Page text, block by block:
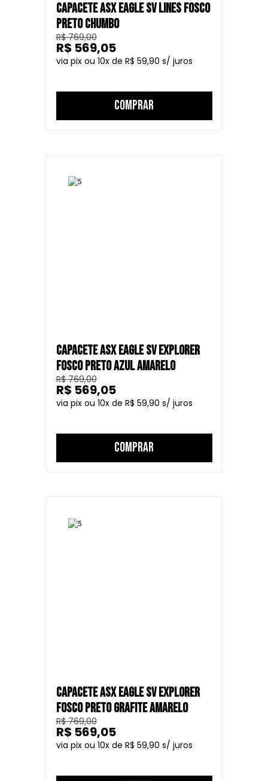
CAPACETE ASX EAGLE SV LINES FOSCO
PRETO CHUMBO
R$ 769,00
10
R$ 59,90
R$ 569,05
COMPRAR
CAPACETE ASX EAGLE SV EXPLORER
FOSCO PRETO AZUL AMARELO
R$ 769,00
10
R$ 59,90
R$ 569,05
COMPRAR
CAPACETE ASX EAGLE SV EXPLORER
FOSCO PRETO GRAFITE AMARELO
R$ 769,00
10
R$ 59,90
R$ 569,05